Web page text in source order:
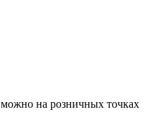
на розничных точках